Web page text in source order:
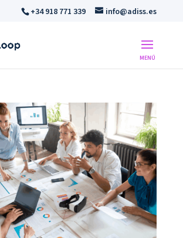
+34 918 771 339 info@adiss.es